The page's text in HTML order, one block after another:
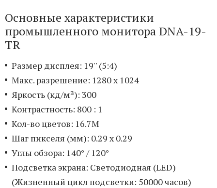
Основные характеристики
промышленного монитора DNA-19-
TR
Размер дисплея: 19'' (5:4)
Макс. разрешение: 1280 x 1024
Яркость (кд/м²): 300
Контрастность: 800 : 1
Кол-во цветов: 16.7M
Шаг пикселя (мм): 0.29 x 0.29
Углы обзора: 140° / 120°
Подсветка экрана: Светодиодная (LED)
(Жизненный цикл подсветки: 50000 часов)